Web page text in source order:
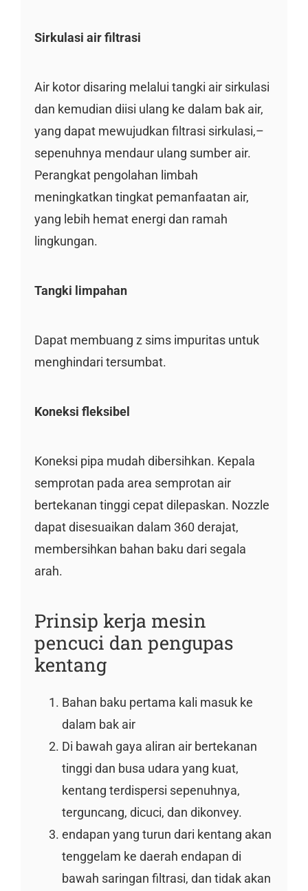
Sirkulasi air filtrasi
Air kotor disaring melalui tangki air sirkulasi
dan kemudian diisi ulang ke dalam bak air,
yang dapat mewujudkan filtrasi sirkulasi,–
sepenuhnya mendaur ulang sumber air.
Perangkat pengolahan limbah
meningkatkan tingkat pemanfaatan air,
yang lebih hemat energi dan ramah
lingkungan.
Tangki limpahan
Dapat membuang z sims impuritas untuk
menghindari tersumbat.
Koneksi fleksibel
Koneksi pipa mudah dibersihkan. Kepala
semprotan pada area semprotan air
bertekanan tinggi cepat dilepaskan. Nozzle
dapat disesuaikan dalam 360 derajat,
membersihkan bahan baku dari segala
arah.
Prinsip kerja mesin
pencuci dan pengupas
kentang
Bahan baku pertama kali masuk ke
dalam bak air
Di bawah gaya aliran air bertekanan
tinggi dan busa udara yang kuat,
kentang terdispersi sepenuhnya,
terguncang, dicuci, dan dikonvey.
endapan yang turun dari kentang akan
tenggelam ke daerah endapan di
bawah saringan filtrasi, dan tidak akan